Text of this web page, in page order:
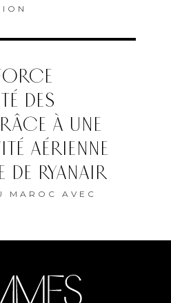
DES
À UNE
AÉRIENNE
DE RYANAIR
MAROC AVEC